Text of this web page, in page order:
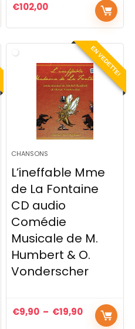
€102,00
EN VEDETTE!
CHANSONS
L’ineffable Mme
de La Fontaine
CD audio
Comédie
Musicale de M.
Humbert & O.
Vonderscher
€9,90 – €19,90